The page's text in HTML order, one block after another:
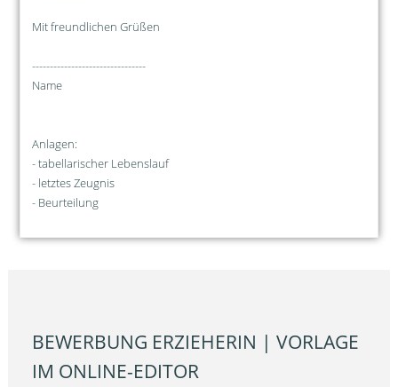
Mit freundlichen Grüßen
--------------------------------
Name
Anlagen:
- tabellarischer Lebenslauf
- letztes Zeugnis
- Beurteilung
BEWERBUNG ERZIEHERIN | VORLAGE
IM ONLINE-EDITOR